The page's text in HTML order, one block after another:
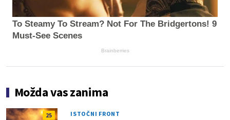
To Steamy To Stream? Not For The Bridgertons! 9
Must-See Scenes
Brainberries
Možda vas zanima
25 ISTOČNI FRONT